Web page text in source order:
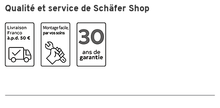
Qualité et service de Schäfer Shop